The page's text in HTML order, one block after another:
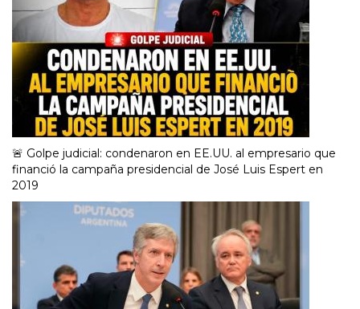
🚨 Golpe judicial: condenaron en EE.UU. al empresario que
financió la campaña presidencial de José Luis Espert en
2019